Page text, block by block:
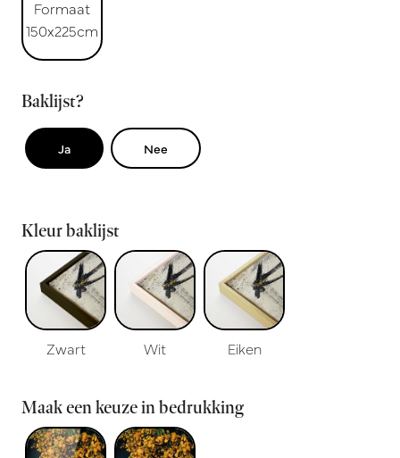
Formaat
150x225cm
Baklijst?
Ja Nee
Kleur baklijst
Zwart Wit Eiken
Maak een keuze in bedrukking